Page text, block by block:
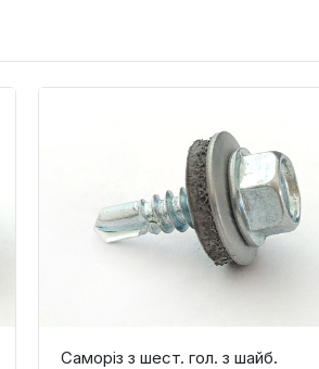
Саморіз з шест. гол. з шайб.